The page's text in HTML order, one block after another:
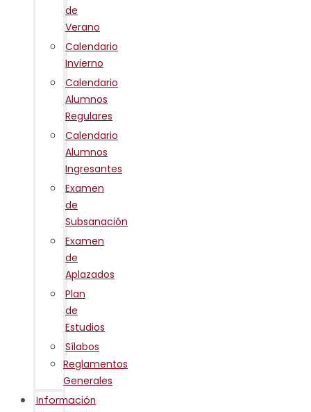
de
Verano
Calendario
Invierno
Calendario
Alumnos
Regulares
Calendario
Alumnos
Ingresantes
Examen
de
Subsanación
Examen
de
Aplazados
Plan
de
Estudios
Sílabos
Reglamentos
Generales
Información